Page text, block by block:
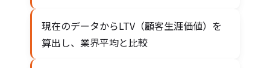
現在のデータからLTV（顧客生涯価値）を
算出し、業界平均と比較